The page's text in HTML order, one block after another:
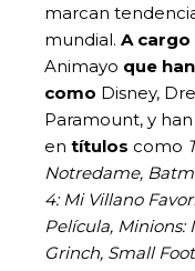
marcan
mundial. A cargo
Animayo que
como Disney,
Paramount, y
en títulos como
Notredame,
4: Mi Villano
Película, Minions:
Grinch, Small